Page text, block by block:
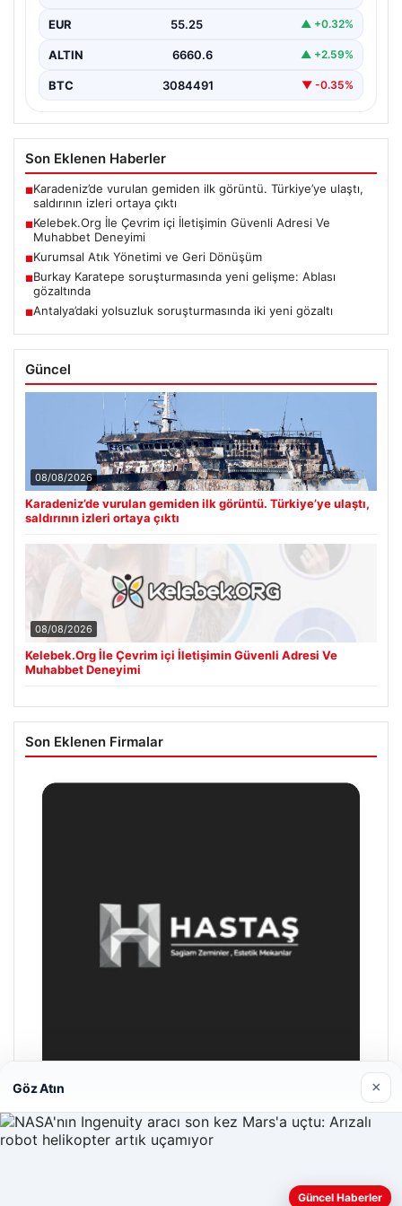
EUR 55.25 ▲ +0.32%
ALTIN 6660.6 ▲ +2.59%
BTC 3084491 ▼ -0.35%
Son Eklenen Haberler
■Karadeniz’de vurulan gemiden ilk görüntü. Türkiye’ye ulaştı,
saldırının izleri ortaya çıktı
■Kelebek.Org İle Çevrim içi İletişimin Güvenli Adresi Ve
Muhabbet Deneyimi
■Kurumsal Atık Yönetimi ve Geri Dönüşüm
■Burkay Karatepe soruşturmasında yeni gelişme: Ablası
gözaltında
■Antalya’daki yolsuzluk soruşturmasında iki yeni gözaltı
Güncel
08/08/2026
Karadeniz’de vurulan gemiden ilk görüntü. Türkiye’ye ulaştı,
saldırının izleri ortaya çıktı
08/08/2026
Kelebek.Org İle Çevrim içi İletişimin Güvenli Adresi Ve
Muhabbet Deneyimi
Son Eklenen Firmalar
Enes Kaplan Avukatlık Bürosu
Göz Atın ×
Güncel Haberler